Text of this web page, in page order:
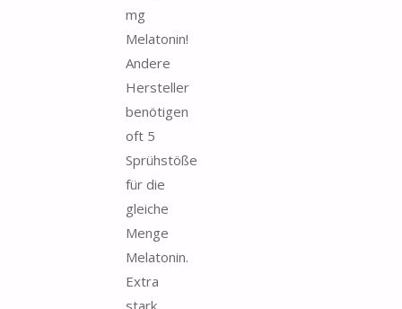
mg
Melatonin!
Andere
Hersteller
benötigen
oft 5
Sprühstöße
für die
gleiche
Menge
Melatonin.
Extra
stark